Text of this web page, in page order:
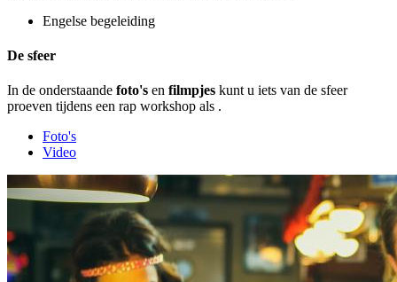
Engelse begeleiding
De sfeer
In de onderstaande foto's en filmpjes kunt u iets van de sfeer
proeven tijdens een rap workshop als .
Foto's
Video